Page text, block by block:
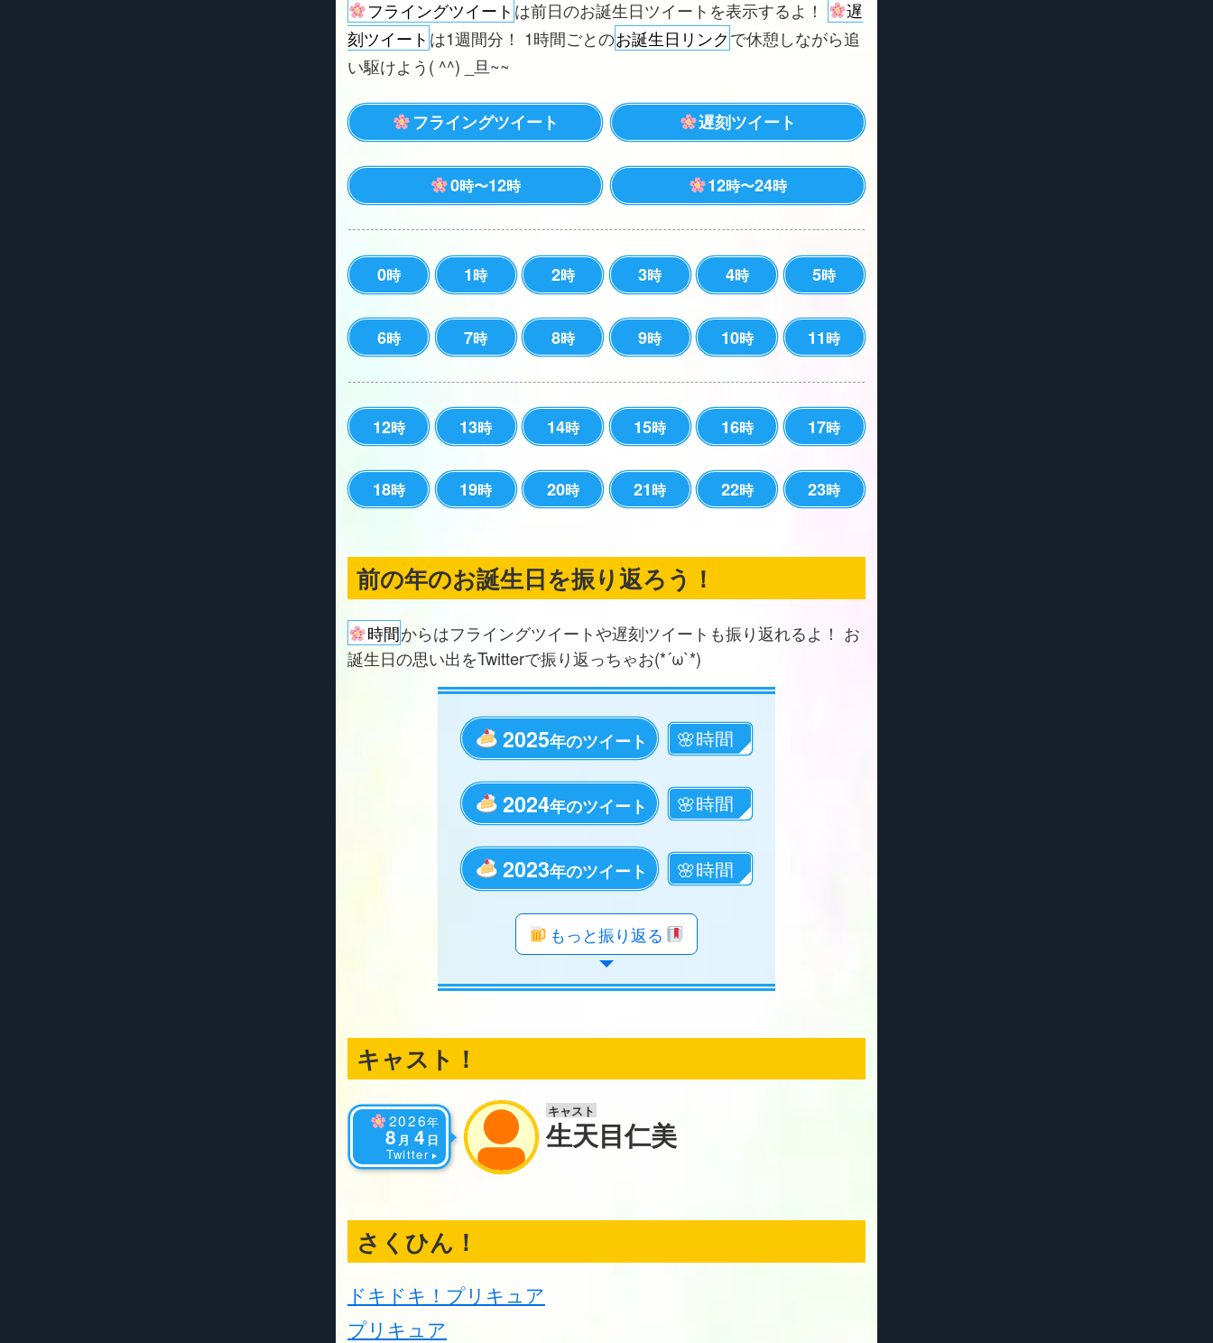
フライングツイート は前日のお誕生日ツイートを表示するよ！
遅
刻ツイート は1週間分！ 1時間ごとのお誕生日リンクで休憩しながら追
い駆けよう( ^^) _旦~~
フライングツイート 遅刻ツイート
0時〜12時 12時〜24時
0時 1時 2時 3時 4時 5時
6時 7時 8時 9時 10時 11時
12時 13時 14時 15時 16時 17時
18時 19時 20時 21時 22時 23時
前の年のお誕生日を振り返ろう！
時間からはフライングツイートや遅刻ツイートも振り返れるよ！ お
誕生日の思い出をTwitterで振り返っちゃお(*´ω`*)
2025年のツイート
2024年のツイート
2023年のツイート
年のツイート
年のツイート
年のツイート
年のツイート
年のツイート
年のツイート
年のツイート
年のツイート
年のツイート
年のツイート
年のツイート
年のツイート
年のツイート
年のツイート
年のツイート
年のツイート
年のツイート
もっと振り返る
キャスト！
2026年
8 月 4 日
Twitter
キャスト
生天目仁美
さくひん！
ドキドキ！プリキュア
プリキュア